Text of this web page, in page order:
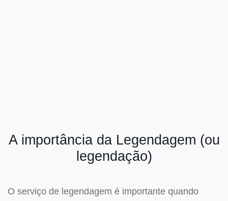
A importância da Legendagem (ou
legendação)
O serviço de legendagem é importante quando